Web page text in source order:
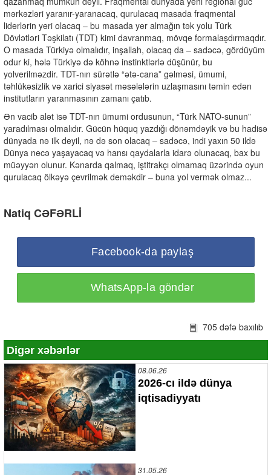
mərkəzləri yaranır-yaranacaq, qurulacaq masada fraqmental
liderlərin yeri olacaq – bu masada yer almağın tək yolu Türk
Dövlətləri Təşkilatı (TDT) kimi davranmaq, mövqe formalaşdırmaqdır.
O masada Türkiyə olmalıdır, inşallah, olacaq da – sadəcə, gördüyüm
odur ki, hələ Türkiyə də köhnə instinktlərlə düşünür, bu
yolverilməzdir. TDT-nın sürətlə “ətə-cana” gəlməsi, ümumi,
təhlükəsizlik və xarici siyasət məsələlərin uzlaşmasını təmin edən
institutların yaranmasının zamanı çatıb.
Ən vacib alət isə TDT-nın ümumi ordusunun, “Türk NATO-sunun”
yaradılması olmalıdır. Gücün hüquq yazdığı dönəmdəyik və bu hadisə
dünyada nə ilk deyil, nə də son olacaq – sadəcə, indi yaxın 50 ildə
Dünya necə yaşayacaq və hansı qaydalarla idarə olunacaq, bax bu
müəyyən olunur. Kənarda qalmaq, iştitrakçı olmamaq üzərində oyun
qurulacaq ölkəyə çevrilmək deməkdir – buna yol vermək olmaz...
Natiq CƏFƏRLİ
Facebook-da paylaş
WhatsApp-la göndər
705 dəfə baxılıb
Digər xəbərlər
08.06.26
2026-cı ildə dünya
iqtisadiyyatı
31.05.26